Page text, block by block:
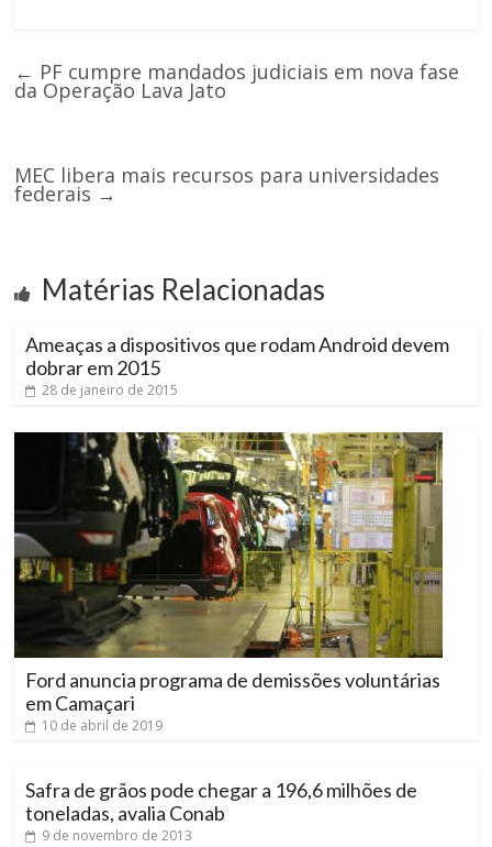
← PF cumpre mandados judiciais em nova fase
da Operação Lava Jato
MEC libera mais recursos para universidades
federais →
Matérias Relacionadas
Ameaças a dispositivos que rodam Android devem
dobrar em 2015
28 de janeiro de 2015
Ford anuncia programa de demissões voluntárias
em Camaçari
10 de abril de 2019
Safra de grãos pode chegar a 196,6 milhões de
toneladas, avalia Conab
9 de novembro de 2013